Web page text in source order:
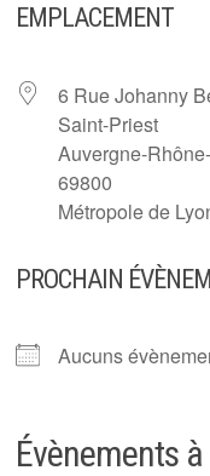
EMPLACEMENT
6 Rue Johanny
Saint-Priest
Auvergne-
69800
Métropole de
PROCHAIN
Aucuns
Évènements